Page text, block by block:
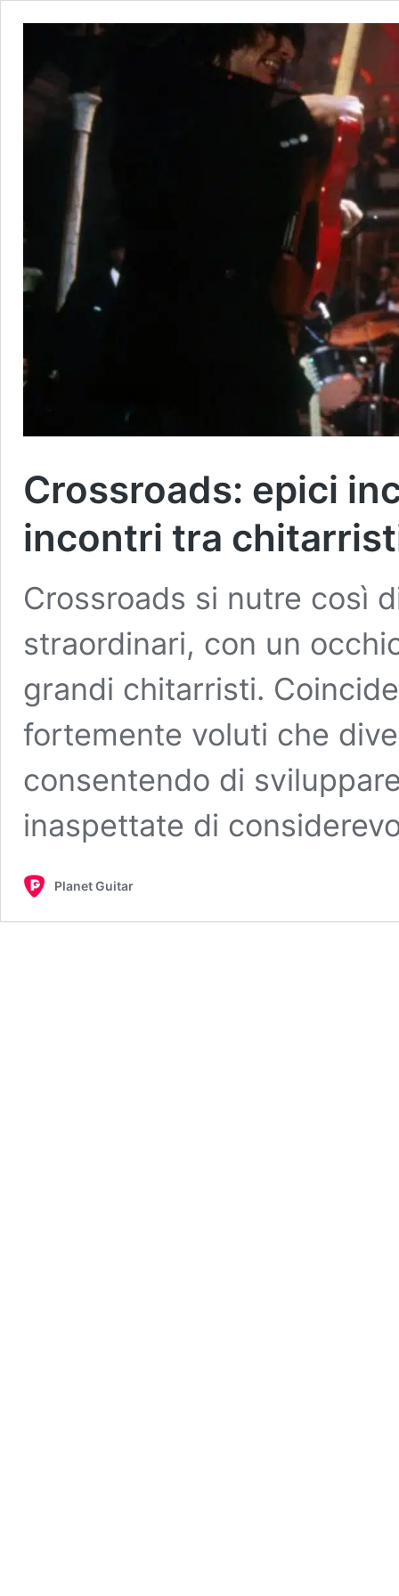
Crossroads: epici
incontri tra
Crossroads si nutre così
straordinari, con un
grandi chitarristi.
fortemente voluti che
consentendo di
inaspettate di
Planet Guitar